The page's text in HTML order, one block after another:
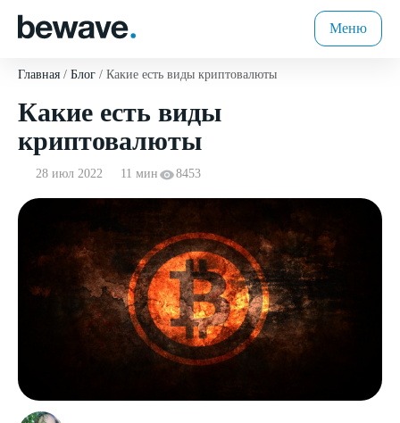
Меню
Главная Блог Какие есть виды криптовалюты
Какие есть виды
криптовалюты
28 июл 2022 11 мин 8453